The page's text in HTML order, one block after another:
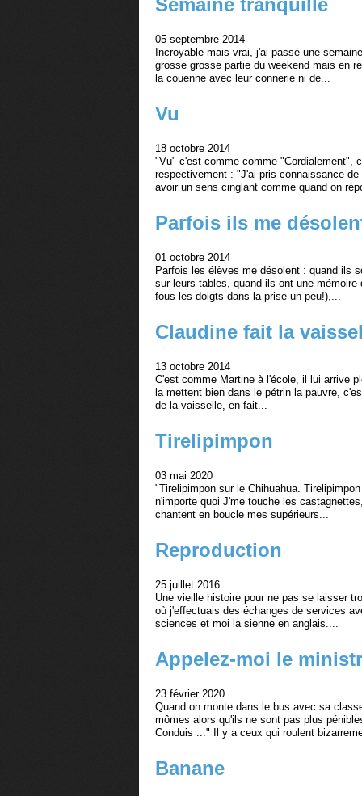
Semaine tranquille
05 septembre 2014
Incroyable mais vrai, j'ai passé une
grosse grosse partie du weekend mais en
la couenne avec leur connerie ni de...
Vu
18 octobre 2014
"Vu" c'est comme comme "Cordialement",
respectivement : "J'ai pris connaissance
avoir un sens cinglant comme quand on
Parfois ils me
01 octobre 2014
Parfois les élèves me désolent : quand ils
sur leurs tables, quand ils ont une
fous les doigts dans la prise un peu!),...
Claudine fait la
13 octobre 2014
C'est comme Martine à l'école, il lui arrive
la mettent bien dans le pétrin la pauvre,
de la vaisselle, en fait...
Tirelipimpon
03 mai 2020
"Tirelipimpon sur le Chihuahua.
n'importe quoi J'me touche les
chantent en boucle mes supérieurs...
Reproduction
25 juillet 2016
Une vieille histoire pour ne pas se laisser
où j'effectuais des échanges de services
sciences et moi la sienne en anglais....
Appelez-moi le
23 février 2020
Quand on monte dans le bus avec sa
mômes alors qu'ils ne sont pas plus
Conduis ..." Il y a ceux qui roulent
Banane